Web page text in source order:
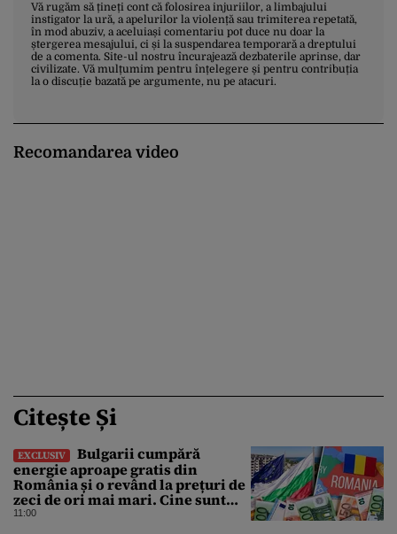
Vă rugăm să țineți cont că folosirea injuriilor, a limbajului
instigator la ură, a apelurilor la violență sau trimiterea repetată,
în mod abuziv, a aceluiași comentariu pot duce nu doar la
ștergerea mesajului, ci și la suspendarea temporară a dreptului
de a comenta. Site-ul nostru încurajează dezbaterile aprinse, dar
civilizate. Vă mulțumim pentru înțelegere și pentru contribuția
la o discuție bazată pe argumente, nu pe atacuri.
Recomandarea video
Citește Și
EXCLUSIV
Bulgarii cumpără
energie aproape gratis din
România și o revând la prețuri de
zeci de ori mai mari. Cine sunt
noii „băieți deștepți” din energie
11:00